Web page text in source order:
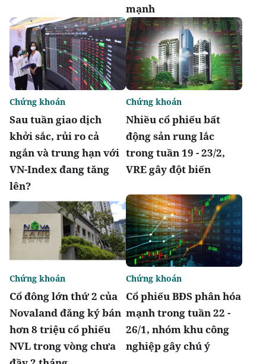
mạnh
Sau tuần giao dịch
khởi sắc, rủi ro cả
ngắn và trung hạn với
VN-Index đang tăng
lên?
Chứng khoán
Nhiều cổ phiếu bất
động sản rung lắc
trong tuần 19 - 23/2,
VRE gây đột biến
Chứng khoán
Cổ đông lớn thứ 2 của
Novaland đăng ký bán
hơn 8 triệu cổ phiếu
NVL trong vòng chưa
Chứng khoán
Cổ phiếu BĐS phân hóa
mạnh trong tuần 22 -
26/1, nhóm khu công
nghiệp gây chú ý
Chứng khoán